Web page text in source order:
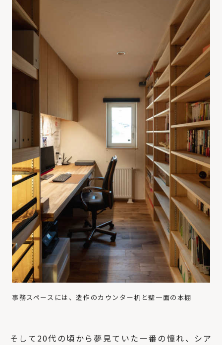
事務スペースには、造作のカウンター机と壁一面の本棚
そして20代の頃から夢見ていた一番の憧れ、シア